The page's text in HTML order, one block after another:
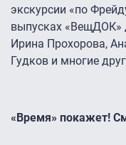
экскурсии «по
выпусках «ВещДОК»
Ирина Прохорова,
Гудков и многие
«Время» покажет!